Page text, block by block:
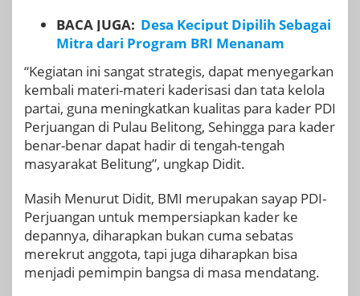
BACA JUGA: Desa Keciput Dipilih Sebagai
Mitra dari Program BRI Menanam
“Kegiatan ini sangat strategis, dapat menyegarkan
kembali materi-materi kaderisasi dan tata kelola
partai, guna meningkatkan kualitas para kader PDI
Perjuangan di Pulau Belitong, Sehingga para kader
benar-benar dapat hadir di tengah-tengah
masyarakat Belitung”, ungkap Didit.
Masih Menurut Didit, BMI merupakan sayap PDI-
Perjuangan untuk mempersiapkan kader ke
depannya, diharapkan bukan cuma sebatas
merekrut anggota, tapi juga diharapkan bisa
menjadi pemimpin bangsa di masa mendatang.